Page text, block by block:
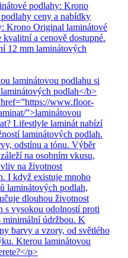
podlahy: Krono
ceny a nabídky
Krono Original laminátové
a cenově dostupné.
12 mm laminátových
laminátovou podlahu si
podlah</b>
www.floor-
”>laminátovou
Lifestlyle laminát nabízí
laminátových podlah.
odstínu a tónu. Výběr
na osobním vkusu,
na životnost
I když existuje mnoho
laminátových podlah,
dlouhou životnost
s vysokou odolností proti
minimální údržbou. K
barvy a vzory, od světlého
Kterou laminátovou
p>